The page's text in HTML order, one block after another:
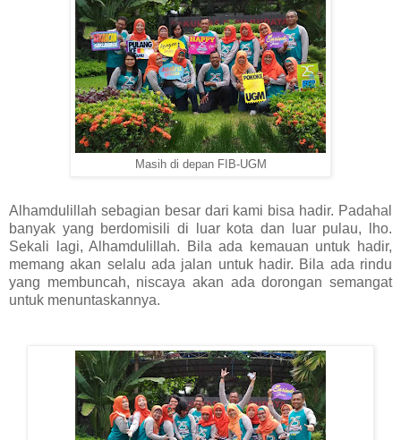
Masih di depan FIB-UGM
Alhamdulillah sebagian besar dari kami bisa hadir. Padahal
banyak yang berdomisili di luar kota dan luar pulau, lho.
Sekali lagi, Alhamdulillah. Bila ada kemauan untuk hadir,
memang akan selalu ada jalan untuk hadir. Bila ada rindu
yang membuncah, niscaya akan ada dorongan semangat
untuk menuntaskannya.